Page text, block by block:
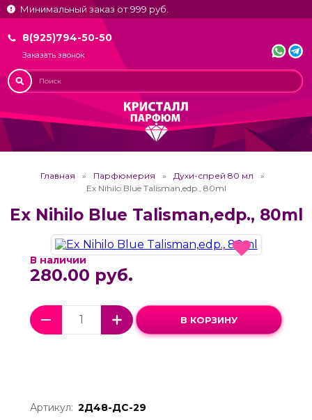
Минимальный заказ от 999 руб.
8(925)794-50-50
Заказать звонок
Главная Парфюмерия
Духи-спрей 80 мл
Ex Nihilo Blue Talisman,edp., 80ml
Ex Nihilo Blue Talisman,edp., 80ml
В наличии
280.00 руб.
В КОРЗИНУ
Артикул: 2Д48-ДС-29